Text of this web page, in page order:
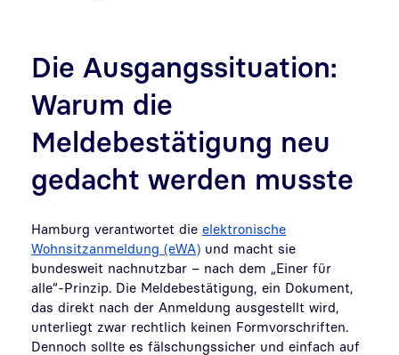
Die Ausgangssituation:
Warum die
Meldebestätigung neu
gedacht werden musste
Hamburg verantwortet die elektronische
Wohnsitzanmeldung (eWA) und macht sie
bundesweit nachnutzbar – nach dem „Einer für
alle“-Prinzip. Die Meldebestätigung, ein Dokument,
das direkt nach der Anmeldung ausgestellt wird,
unterliegt zwar rechtlich keinen Formvorschriften.
Dennoch sollte es fälschungssicher und einfach auf